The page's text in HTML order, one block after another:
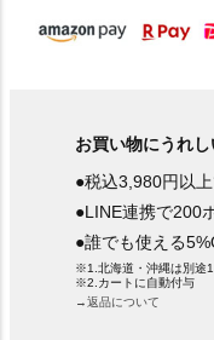
お買い物にうれ
●税込3,980円以
●LINE連携で200
●誰でも使える
※1.北海道・沖縄は別途
※2.カートに自動付与
→返品について